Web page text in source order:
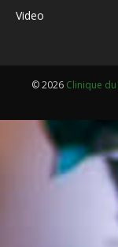
Video
© 2026 Clinique